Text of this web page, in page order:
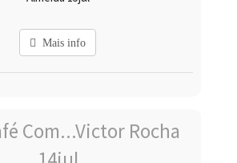
Mais info